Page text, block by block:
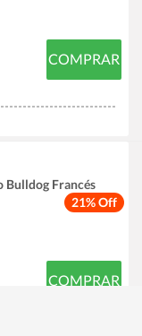
COMPRAR
21% Off
Bulldog Francés
COMPRAR